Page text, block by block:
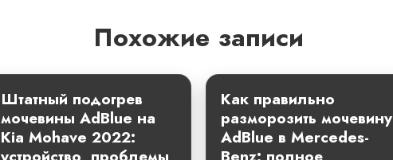
Похожие записи
Штатный подогрев
мочевины AdBlue на
Kia Mohave 2022:
Как правильно
разморозить мочевину
AdBlue в Mercedes-